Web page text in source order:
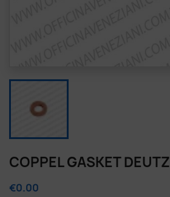
COPPEL GASKET DEUTZ
€0.00